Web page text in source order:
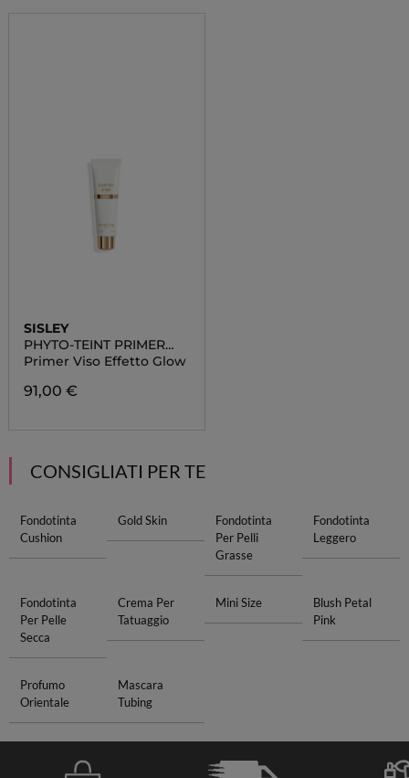
SISLEY
PHYTO-TEINT PRIMER
GLOW
Primer Viso Effetto Glow
91,00 €
CONSIGLIATI PER TE
Fondotinta
Cushion
Gold Skin
Fondotinta
Per Pelli
Grasse
Fondotinta
Leggero
Fondotinta
Per Pelle
Secca
Crema Per
Tatuaggio
Mini Size
Blush Petal
Pink
Profumo
Orientale
Mascara
Tubing